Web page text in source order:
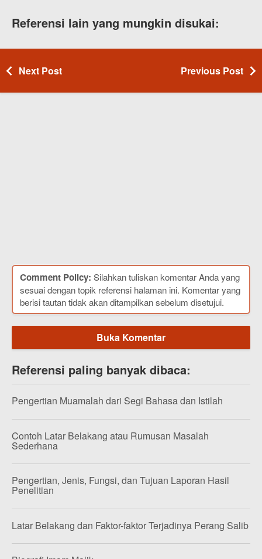
Referensi lain yang mungkin disukai:
Next Post Previous Post
Comment Policy: Silahkan tuliskan komentar Anda yang
sesuai dengan topik referensi halaman ini. Komentar yang
berisi tautan tidak akan ditampilkan sebelum disetujui.
Buka Komentar
Referensi paling banyak dibaca:
Pengertian Muamalah dari Segi Bahasa dan Istilah
Contoh Latar Belakang atau Rumusan Masalah
Sederhana
Pengertian, Jenis, Fungsi, dan Tujuan Laporan Hasil
Penelitian
Latar Belakang dan Faktor-faktor Terjadinya Perang Salib